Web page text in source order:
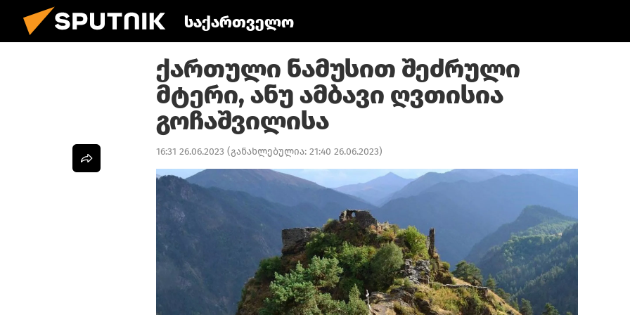
საქართველო
ქართული ნამუსით შეძრული
მტერი, ანუ ამბავი ღვთისია
გოჩაშვილისა
16:31 26.06.2023 (განახლებულია: 21:40 26.06.2023)